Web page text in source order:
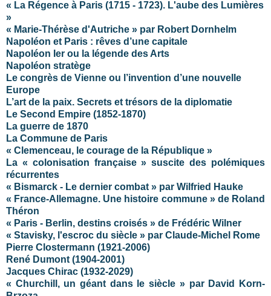
« La Régence à Paris (1715 - 1723). L'aube des Lumières
»
« Marie-Thérèse d'Autriche » par Robert Dornhelm
Napoléon et Paris : rêves d’une capitale
Napoléon Ier ou la légende des Arts
Napoléon stratège
Le congrès de Vienne ou l’invention d’une nouvelle
Europe
L’art de la paix. Secrets et trésors de la diplomatie
Le Second Empire (1852-1870)
La guerre de 1870
La Commune de Paris
« Clemenceau, le courage de la République »
La « colonisation française » suscite des polémiques
récurrentes
« Bismarck - Le dernier combat » par Wilfried Hauke
« France-Allemagne. Une histoire commune » de Roland
Théron
« Paris - Berlin, destins croisés » de Frédéric Wilner
« Stavisky, l'escroc du siècle » par Claude-Michel Rome
Pierre Clostermann (1921-2006)
René Dumont (1904-2001)
Jacques Chirac (1932-2029)
« Churchill, un géant dans le siècle » par David Korn-